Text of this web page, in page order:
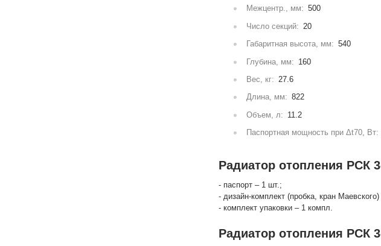
Межцентр., мм: 500
Число секций: 20
Габаритная высота, мм: 540
Глубина, мм: 160
Вес, кг: 27.6
Длина, мм: 822
Объем, л: 11.2
Паспортная мощность при Δt70, Вт:
Радиатор отопления РСК
- паспорт – 1 шт.;
- дизайн-комплект (пробка, кран
- комплект упаковки – 1 компл.
Радиатор отопления РСК